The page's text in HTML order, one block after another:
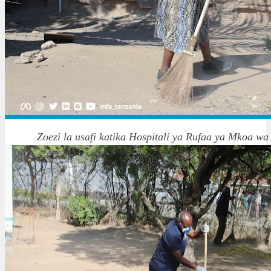
Zoezi la usafi katika Hospitali ya Rufaa ya Mkoa